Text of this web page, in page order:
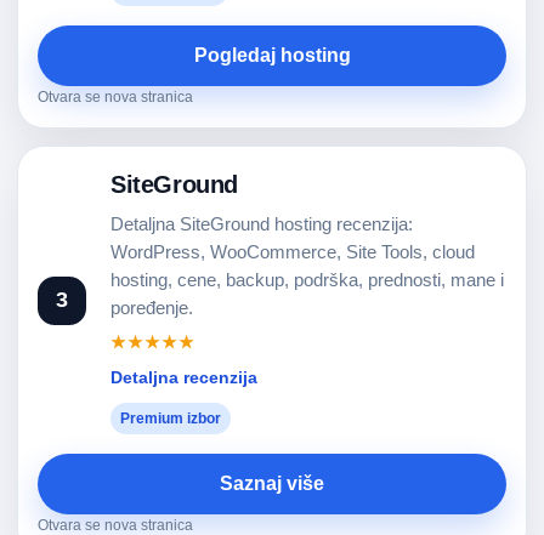
Pogledaj hosting
Otvara se nova stranica
3
SiteGround
Detaljna SiteGround hosting recenzija:
WordPress, WooCommerce, Site Tools, cloud
hosting, cene, backup, podrška, prednosti, mane i
poređenje.
★★★★★
Detaljna recenzija
Premium izbor
Saznaj više
Otvara se nova stranica